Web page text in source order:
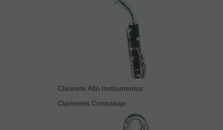
Clarinete Alto Instrumentos
Clarinetes Contrabajo